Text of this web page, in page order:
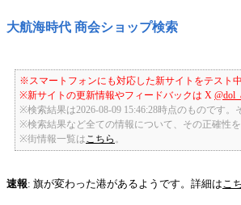
大航海時代 商会ショップ検索
※スマートフォンにも対応した新サイトをテスト
※新サイトの更新情報やフィードバックは X
※検索結果は2026-08-09 15:46:28時点のものです
※検索結果など全ての情報について、その正確性
※街情報一覧は こちら
速報: 旗が変わった港があるようです。詳細は こ